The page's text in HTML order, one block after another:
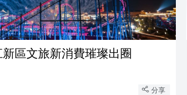
新！ 湘江新區文旅新消費璀璨出圈
分享